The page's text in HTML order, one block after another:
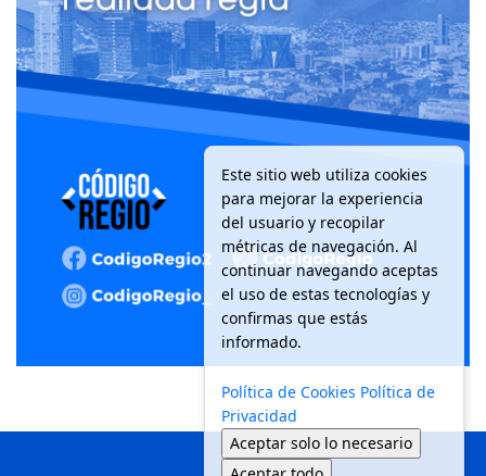
Este sitio web utiliza cookies
para mejorar la experiencia
del usuario y recopilar
métricas de navegación. Al
continuar navegando aceptas
el uso de estas tecnologías y
confirmas que estás
informado.
Política de Cookies Política de
Privacidad
Aceptar solo lo necesario